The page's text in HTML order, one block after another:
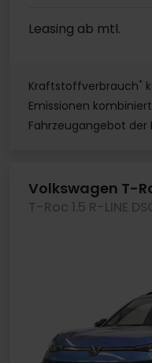
Leasing ab mtl.
Kraftstoffverbrauch*
Emissionen
Fahrzeugangebot der
Volkswagen T-